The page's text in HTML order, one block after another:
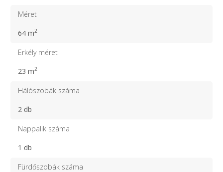
Méret
64 m2
Erkély méret
23 m2
Hálószobák száma
2 db
Nappalik száma
1 db
Fürdőszobák száma